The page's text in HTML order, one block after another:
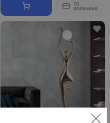
10
оплачено